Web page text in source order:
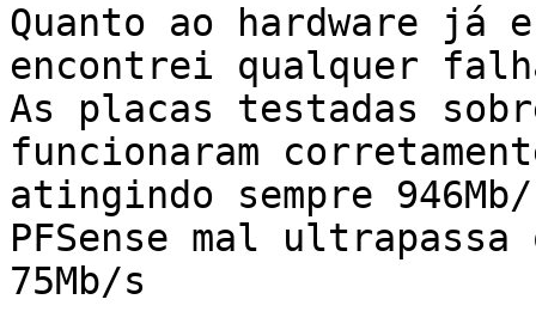
Quanto ao hardware
encontrei qualquer
As placas testadas
funcionaram
atingindo sempre
PFSense mal ultrapassa
75Mb/s